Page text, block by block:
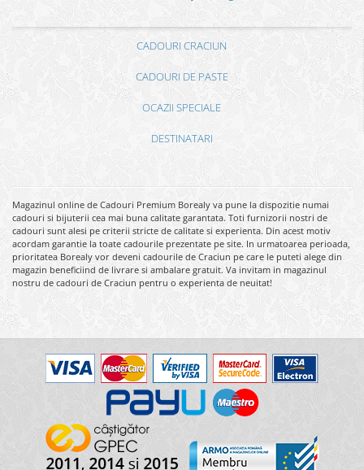
CADOURI CRACIUN
CADOURI DE PASTE
OCAZII SPECIALE
DESTINATARI
Magazinul online de Cadouri Premium Borealy va pune la dispozitie numai
cadouri si bijuterii cea mai buna calitate garantata. Toti furnizorii nostri de
cadouri sunt alesi pe criterii stricte de calitate si experienta. Din acest motiv
acordam garantie la toate cadourile prezentate pe site. In urmatoarea perioada,
prioritatea Borealy vor deveni cadourile de Craciun pe care le puteti alege din
magazin beneficiind de livrare si ambalare gratuit. Va invitam in magazinul
nostru de cadouri de Craciun pentru o experienta de neuitat!